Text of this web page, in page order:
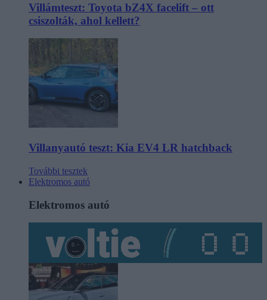
Villámteszt: Toyota bZ4X facelift – ott
csiszolták, ahol kellett?
Villanyautó teszt: Kia EV4 LR hatchback
További tesztek
Elektromos autó
Elektromos autó